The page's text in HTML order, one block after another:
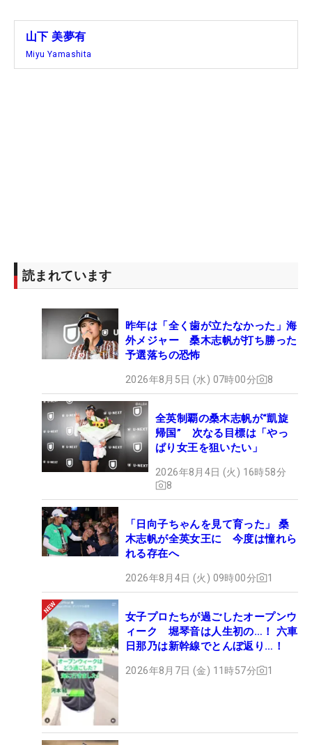
田麗央とのタッグで挑むダブルス戦「ダウ選手権」
に出場。「私はもう中堅」と笑ったが、“後輩”を引
山下 美夢有
Miyu Yamashita
読まれています
昨年は「全く歯が立たなかった」海
外メジャー 桑木志帆が打ち勝った
予選落ちの恐怖
2026年8月5日 (水) 07時00分 8
全英制覇の桑木志帆が“凱旋
帰国” 次なる目標は「やっ
ぱり女王を狙いたい」
2026年8月4日 (火) 16時58分
8
「日向子ちゃんを見て育った」 桑
木志帆が全英女王に 今度は憧れら
れる存在へ
2026年8月4日 (火) 09時00分 1
女子プロたちが過ごしたオープンウ
ィーク 堀琴音は人生初の…！ 六車
日那乃は新幹線でとんぼ返り…！
2026年8月7日 (金) 11時57分 1